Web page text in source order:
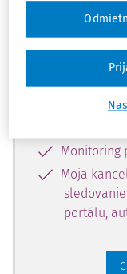
obsahu
Vďaka
Monitoring
Moja
portálu,